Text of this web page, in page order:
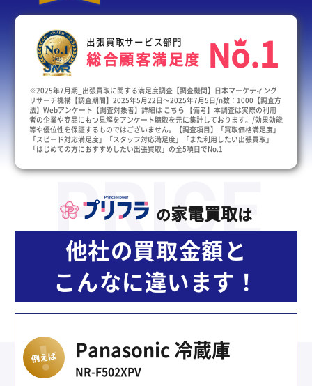
出張買取サービス部門
総合顧客満足度 No.1
※2025年7月期_出張買取に関する満足度調査【調査機関】日本マーケティング
リサーチ機構【調査期間】2025年5月22日～2025年7月5日/n数：1000【調査方
法】Webアンケート【調査対象者】詳細は こちら
【備考】本調査は実際の利用
者の企業や商品にもつ見解をアンケート聴取を元に集計しております。/効果効能
等や優位性を保証するものではございません。【調査項目】「買取価格満足度」
「スピード対応満足度」「スタッフ対応満足度」「また利用したい出張買取」
「はじめての方におすすめしたい出張買取」の全5項目でNo.1
の家電買取は
他社の買取金額と
こんなに違います！
Panasonic 冷蔵庫
NR-F502XPV